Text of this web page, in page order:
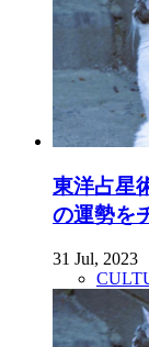
東洋占星
の運勢を
31 Jul, 2023